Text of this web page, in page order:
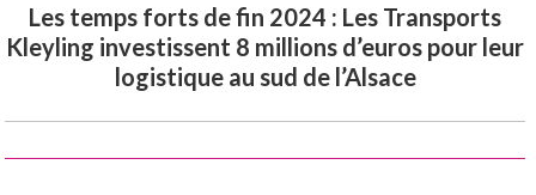
Les temps forts de fin 2024 : Les Transports
Kleyling investissent 8 millions d’euros pour leur
logistique au sud de l’Alsace